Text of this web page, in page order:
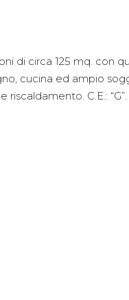
di circa 125 mq. con
cucina ed ampio
C.E.: “G”.